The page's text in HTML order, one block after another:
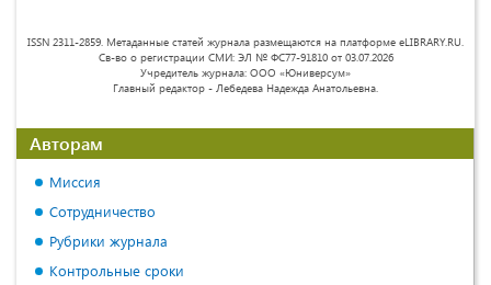
ISSN 2311-2859. Метаданные статей журнала размещаются на платформе eLIBRARY.RU.
Св-во о регистрации СМИ: ЭЛ № ФС77-91810 от 03.07.2026
Учредитель журнала: ООО «Юниверсум»
Главный редактор - Лебедева Надежда Анатольевна.
Авторам
Миссия
Сотрудничество
Рубрики журнала
Контрольные сроки